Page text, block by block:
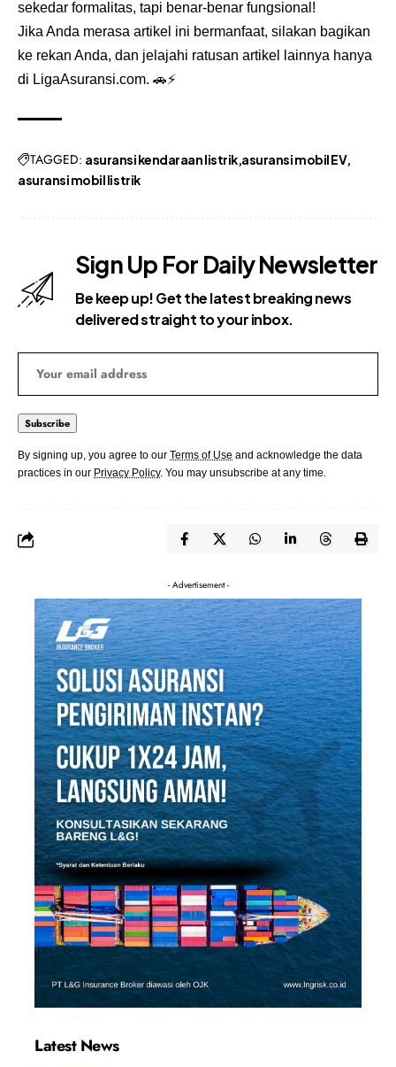
sekedar formalitas, tapi benar-benar fungsional!
Jika Anda merasa artikel ini bermanfaat, silakan bagikan
ke rekan Anda, dan jelajahi ratusan artikel lainnya hanya
di LigaAsuransi.com. 🚗⚡
TAGGED: asuransi kendaraan listrik asuransi mobil EV
asuransi mobil listrik
Sign Up For Daily Newsletter
Be keep up! Get the latest breaking news
delivered straight to your inbox.
By signing up, you agree to our Terms of Use and acknowledge the data
practices in our Privacy Policy. You may unsubscribe at any time.
- Advertisement -
Latest News